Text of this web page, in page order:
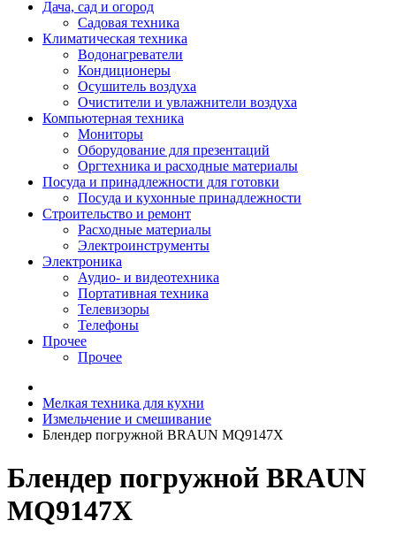
Дача, сад и огород
Садовая техника
Климатическая техника
Водонагреватели
Кондиционеры
Осушитель воздуха
Очистители и увлажнители воздуха
Компьютерная техника
Мониторы
Оборудование для презентаций
Оргтехника и расходные материалы
Посуда и принадлежности для готовки
Посуда и кухонные принадлежности
Строительство и ремонт
Расходные материалы
Электроинструменты
Электроника
Аудио- и видеотехника
Портативная техника
Телевизоры
Телефоны
Прочее
Прочее
Мелкая техника для кухни
Измельчение и смешивание
Блендер погружной BRAUN MQ9147X
Блендер погружной BRAUN
MQ9147X